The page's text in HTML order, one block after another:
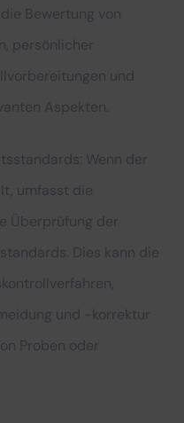
Bewertung von
persönlicher
und
Aspekten.
Wenn der
umfasst die
Überprüfung der
Dies kann die
und -korrektur
Proben oder